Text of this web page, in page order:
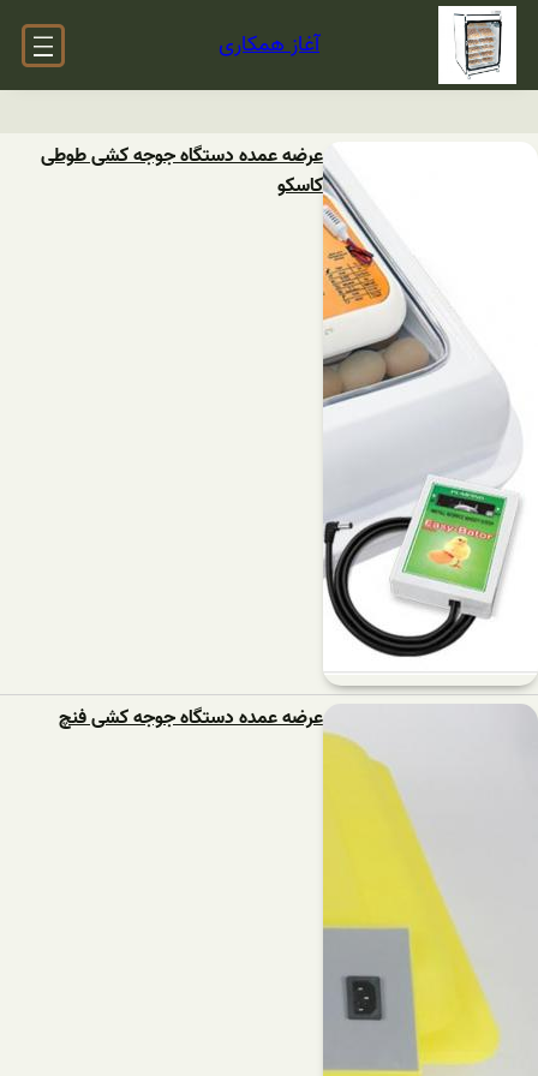
آغاز همکاری
عرضه عمده دستگاه جوجه کشی طوطی
کاسکو
عرضه عمده دستگاه جوجه کشی فنچ